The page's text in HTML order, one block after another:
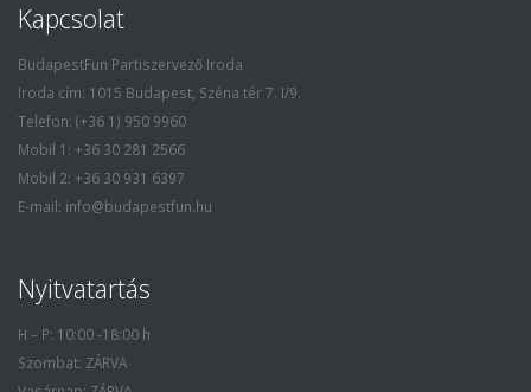
Kapcsolat
BudapestFun Partiszervező Iroda
Iroda cím: 1015 Budapest, Széna tér 7. I/9.
Telefon: (+36 1) 950 9960
Mobil 1: +36 30 281 2566
Mobil 2: +36 30 931 6397
E-mail: info@budapestfun.hu
Nyitvatartás
H – P: 10:00 -18:00 h
Szombat: ZÁRVA